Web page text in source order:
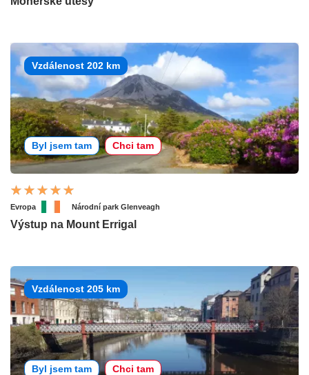
Vzdálenost 202 km
Byl jsem tam Chci tam
Evropa Národní park Glenveagh
Výstup na Mount Errigal
Vzdálenost 205 km
Byl jsem tam Chci tam